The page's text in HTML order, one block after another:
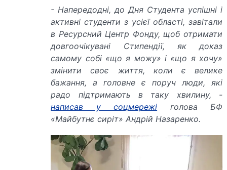
- Напередодні, до Дня Студента успішні і
активні студенти з усієї області, завітали
в Ресурсний Центр Фонду, щоб отримати
довгоочікувані Стипендії, як доказ
самому собі «що я можу» і «що я хочу»
змінити своє життя, коли є велике
бажання, а головне є поруч люди, які
радо підтримають в таку хвилину, -
написав у соцмережі голова БФ
«Майбутнє сиріт» Андрій Назаренко.